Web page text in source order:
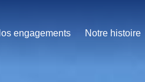
engagements Notre histoire